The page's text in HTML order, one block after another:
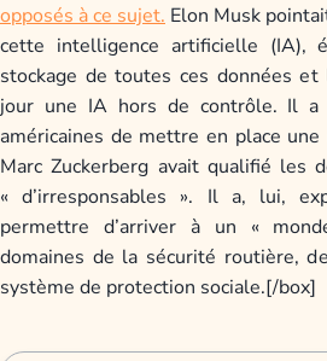
opposés à ce sujet. Elon Musk
cette intelligence artificielle (IA),
stockage de toutes ces données
jour une IA hors de contrôle. Il a
américaines de mettre en place
Marc Zuckerberg avait qualifié les
« d’irresponsables ». Il a, lui,
permettre d’arriver à un «
domaines de la sécurité routière,
système de protection sociale.[/box]